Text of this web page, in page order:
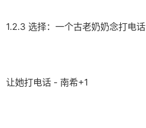
1.2.3 选择：一个古老奶奶念打电话
让她打电话 - 南希+1